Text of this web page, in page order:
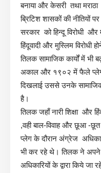
बनाया और केसरी तथा
ब्रिटिश शासकों की नीतियों
सरकार को हिन्दू विरोधी
हिंदूवादी और मुस्लिम विरोधी
तिलक सामाजिक कार्यों में
अकाल और १९०२ में फैले
दिखलाई उससे उनके सामाजिक
है।
तिलक जहाँ नारी शिक्षा और
,वही बाल-विवाह और छूआ -छूत
प्लेग के दौरान अंग्रेज
भी कर रहे थे। तिलक ने अपने
अधिकारियों के द्वारा किये जा